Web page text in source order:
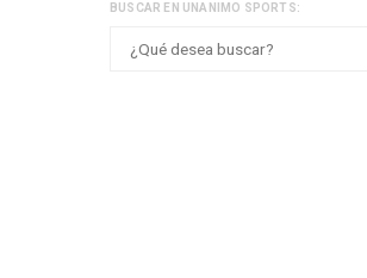
BUSCAR EN UNANIMO SPORTS: